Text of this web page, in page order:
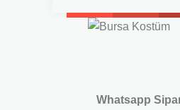
Whatsapp